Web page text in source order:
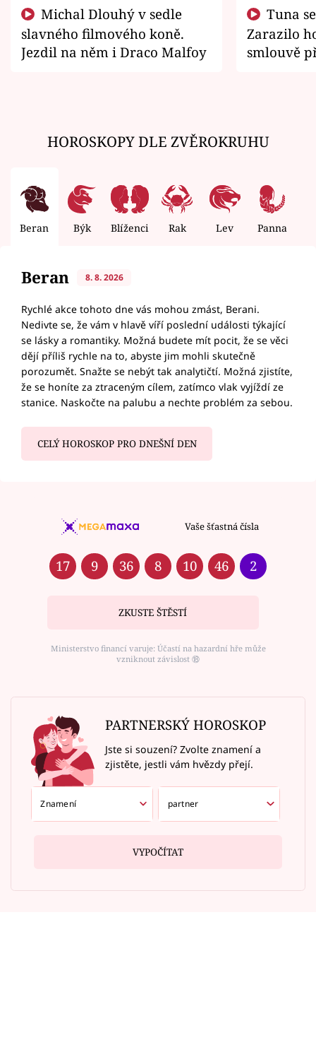
slavného filmového koně.
Jezdil na něm i Draco Malfoy
Zarazilo
smlouvě
HOROSKOPY DLE ZVĚROKRUHU
Beran Býk Blíženci Rak Lev Panna
Beran 8. 8. 2026
Rychlé akce tohoto dne vás mohou zmást, Berani.
Nedivte se, že vám v hlavě víří poslední události týkající
se lásky a romantiky. Možná budete mít pocit, že se věci
dějí příliš rychle na to, abyste jim mohli skutečně
porozumět. Snažte se nebýt tak analytičtí. Možná zjistíte,
že se honíte za ztraceným cílem, zatímco vlak vyjíždí ze
stanice. Naskočte na palubu a nechte problém za sebou.
CELÝ HOROSKOP PRO DNEŠNÍ DEN
Vaše šťastná čísla
17 9 36 8 10 46 2
ZKUSTE ŠTĚSTÍ
Ministerstvo financí varuje: Účastí na hazardní hře může
vzniknout závislost ⑱
PARTNERSKÝ HOROSKOP
Jste si souzení? Zvolte znamení a
zjistěte, jestli vám hvězdy přejí.
VYPOČÍTAT